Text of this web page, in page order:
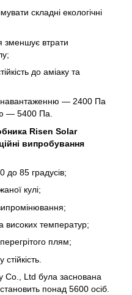
складні екологічні
зменшує втрати
до аміаку та
навантаженню — 2400 Па
— 5400 Па.
Risen Solar
випробування
до 85 градусів;
кулі;
високих температур;
плям;
Co., Ltd була заснована
понад 5600 осіб.